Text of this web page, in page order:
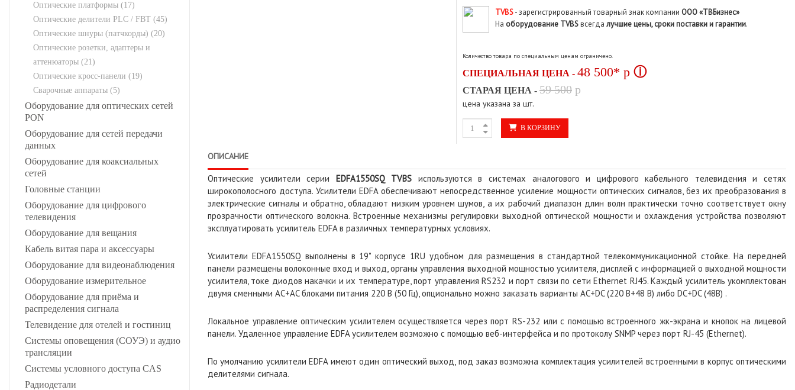
Оптические платформы (17)
Оптические делители PLC / FBT (45)
Оптические шнуры (патчкорды) (20)
Оптические розетки, адаптеры и
аттенюаторы (21)
Оптические кросс-панели (19)
Сварочные аппараты (5)
Оборудование для оптических сетей
PON
Оборудование для сетей передачи
данных
Оборудование для коаксиальных
сетей
Головные станции
Оборудование для цифрового
телевидения
Оборудование для вещания
Кабель витая пара и аксессуары
Оборудование для видеонаблюдения
Оборудование измерительное
Оборудование для приёма и
распределения сигнала
Телевидение для отелей и гостиниц
Системы оповещения (СОУЭ) и аудио
трансляции
Системы условного доступа CAS
Радиодетали
TVBS- зарегистрированный товарный знак компании ООО «ТВБизнес»
На оборудование TVBSвсегда лучшие цены, сроки поставки и гарантии.
Количество товара по специальным ценам ограничено.
СПЕЦИАЛЬНАЯ ЦЕНА - 48 500* p ⓘ
СТАРАЯ ЦЕНА - 59 500 p
цена указана за шт.
В КОРЗИНУ
ОПИСАНИЕ
Оптические усилители серии EDFA1550SQTVBS используются в системах аналогового и цифрового кабельного телевидения и сетях
широкополосного доступа. Усилители EDFA обеспечивают непосредственное усиление мощности оптических сигналов, без их преобразования в
электрические сигналы и обратно, обладают низким уровнем шумов, а их рабочий диапазон длин волн практически точно соответствует окну
прозрачности оптического волокна. Встроенные механизмы регулировки выходной оптической мощности и охлаждения устройства позволяют
эксплуатировать усилитель EDFA в различных температурных условиях.
Усилители EDFA1550SQ выполнены в 19" корпусе 1RU удобном для размещения в стандартной телекоммуникационной стойке. На передней
панели размещены волоконные вход и выход, органы управления выходной мощностью усилителя, дисплей с информацией о выходной мощности
усилителя, токе диодов накачки и их температуре, порт управления RS232 и порт связи по сети Ethernet RJ45. Каждый усилитель укомплектован
двумя сменными AC+AC блоками питания 220 В (50 Гц), опционально можно заказать варианты AC+DC (220 В+48 В) либо DC+DC (48В) .
Локальное управление оптическим усилителем осуществляется через порт RS-232 или с помощью встроенного жк-экрана и кнопок на лицевой
панели. Удаленное управление EDFA усилителем возможно с помощью веб-интерфейса и по протоколу SNMP через порт RJ-45 (Ethernet).
По умолчанию усилители EDFA имеют один оптический выход, под заказ возможна комплектация усилителей встроенными в корпус оптическими
делителями сигнала.